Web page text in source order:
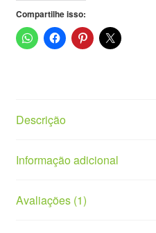
Compartilhe isso:
Descrição
Informação adicional
Avaliações (1)